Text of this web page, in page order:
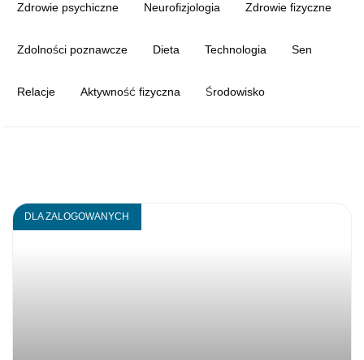
Zdrowie psychiczne Neurofizjologia Zdrowie fizyczne
Zdolności poznawcze Dieta Technologia Sen
Relacje Aktywność fizyczna Środowisko
DLA ZALOGOWANYCH